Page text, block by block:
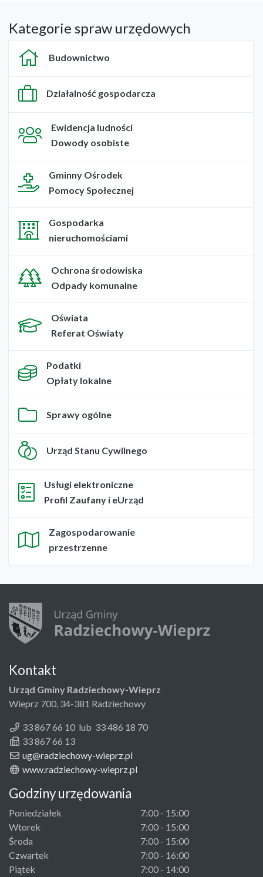
Kategorie spraw urzędowych
Budownictwo
Działalność gospodarcza
Ewidencja ludności
Dowody osobiste
Gminny Ośrodek
Pomocy Społecznej
Gospodarka
nieruchomościami
Ochrona środowiska
Odpady komunalne
Oświata
Referat Oświaty
Podatki
Opłaty lokalne
Sprawy ogólne
Urząd Stanu Cywilnego
Usługi elektroniczne
Profil Zaufany i eUrząd
Zagospodarowanie
przestrzenne
Kontakt
Urząd Gminy Radziechowy-Wieprz
Wieprz 700, 34-381 Radziechowy
33 867 66 10 lub 33 486 18 70
33 867 66 13
ug@radziechowy-wieprz.pl
www.radziechowy-wieprz.pl
Godziny urzędowania
Poniedziałek
7:00 - 15:00
Wtorek
7:00 - 15:00
Środa
7:00 - 15:00
Czwartek
7:00 - 16:00
Piątek
7:00 - 14:00